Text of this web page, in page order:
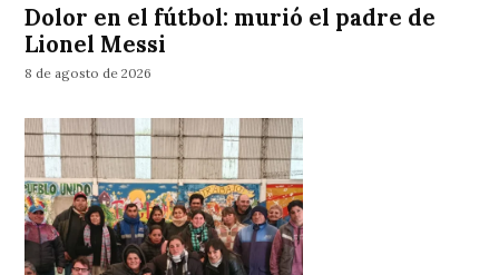
Dolor en el fútbol: murió el padre de
Lionel Messi
8 de agosto de 2026